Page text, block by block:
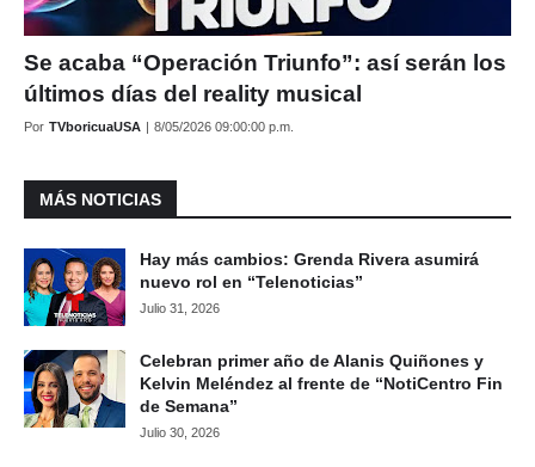
Se acaba “Operación Triunfo”: así serán los
últimos días del reality musical
Por TVboricuaUSA | 8/05/2026 09:00:00 p.m.
MÁS NOTICIAS
Hay más cambios: Grenda Rivera asumirá
nuevo rol en “Telenoticias”
Julio 31, 2026
Celebran primer año de Alanis Quiñones y
Kelvin Meléndez al frente de “NotiCentro Fin
de Semana”
Julio 30, 2026